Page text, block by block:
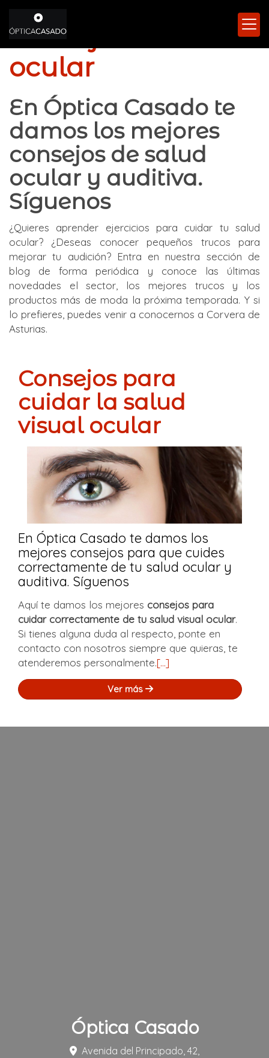
Consejos de salud
ocular
En Óptica Casado te
damos los mejores
consejos de salud
ocular y auditiva.
Síguenos
¿Quieres aprender ejercicios para cuidar tu salud
ocular? ¿Deseas conocer pequeños trucos para
mejorar tu audición? Entra en nuestra sección de
blog de forma periódica y conoce las últimas
novedades el sector, los mejores trucos y los
productos más de moda la próxima temporada. Y si
lo prefieres, puedes venir a conocernos a Corvera de
Asturias.
Consejos para
cuidar la salud
visual ocular
En Óptica Casado te damos los
mejores consejos para que cuides
correctamente de tu salud ocular y
auditiva. Síguenos
Aquí te damos los mejores consejos para
cuidar correctamente de tu salud visual ocular.
Si tienes alguna duda al respecto, ponte en
contacto con nosotros siempre que quieras, te
atenderemos personalmente.[...]
Ver más
Óptica Casado
Avenida del Principado, 42,